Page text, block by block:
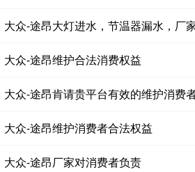
大众-途昂大灯进水，节温器漏水，厂
大众-途昂维护合法消费权益
大众-途昂肯请贵平台有效的维护消费
大众-途昂维护消费者合法权益
大众-途昂厂家对消费者负责